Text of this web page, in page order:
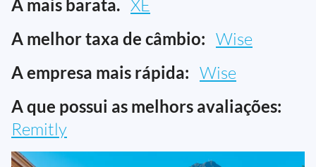
A mais barata. XE
A melhor taxa de câmbio: Wise
A empresa mais rápida: Wise
A que possui as melhors avaliações:
Remitly